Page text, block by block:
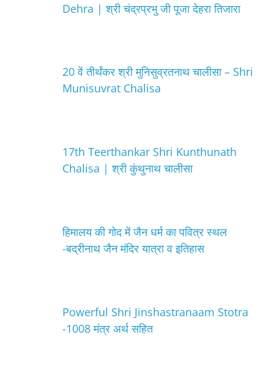
Dehra | श्री चंद्रप्रभु जी पूजा देहरा तिजारा
20 वें तीर्थंकर श्री मुनिसुव्रतनाथ चालीसा – Shri
Munisuvrat Chalisa
17th Teerthankar Shri Kunthunath
Chalisa | श्री कुंथुनाथ चालीसा
हिमालय की गोद में जैन धर्म का पवित्र स्थल
-बद्रीनाथ जैन मंदिर यात्रा व इतिहास
Powerful Shri Jinshastranaam Stotra
-1008 मंत्र अर्थ सहित